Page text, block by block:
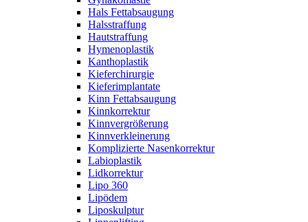
Hals Fettabsaugung
Halsstraffung
Hautstraffung
Hymenoplastik
Kanthoplastik
Kieferchirurgie
Kieferimplantate
Kinn Fettabsaugung
Kinnkorrektur
Kinnvergrößerung
Kinnverkleinerung
Komplizierte Nasenkorrektur
Labioplastik
Lidkorrektur
Lipo 360
Lipödem
Liposkulptur